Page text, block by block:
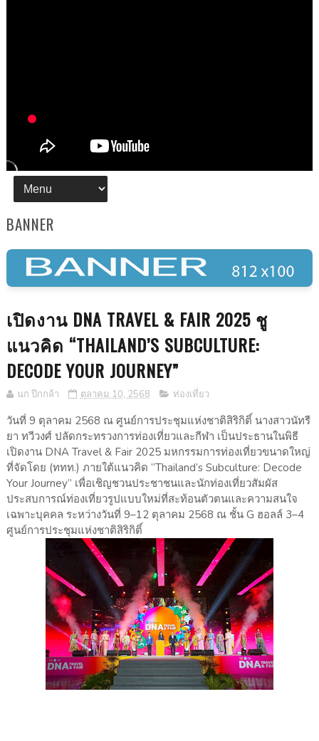
BANNER
เปิดงาน DNA TRAVEL & FAIR 2025 ชู
แนวคิด “THAILAND’S SUBCULTURE:
DECODE YOUR JOURNEY”
นก ปีกกล้า ตุลาคม 10, 2568 ท่องเที่ยว
วันที่ 9 ตุลาคม 2568 ณ ศูนย์การประชุมแห่งชาติสิริกิติ์ นางสาวนัทรี
ยา ทวีวงศ์ ปลัดกระทรวงการท่องเที่ยวและกีฬา เป็นประธานในพิธี
เปิดงาน DNA Travel & Fair 2025 มหกรรมการท่องเที่ยวขนาดใหญ่
ที่จัดโดย (ททท.) ภายใต้แนวคิด “Thailand’s Subculture: Decode
Your Journey” เพื่อเชิญชวนประชาชนและนักท่องเที่ยวสัมผัส
ประสบการณ์ท่องเที่ยวรูปแบบใหม่ที่สะท้อนตัวตนและความสนใจ
เฉพาะบุคคล ระหว่างวันที่ 9–12 ตุลาคม 2568 ณ ชั้น G ฮอลล์ 3–4
ศูนย์การประชุมแห่งชาติสิริกิติ์